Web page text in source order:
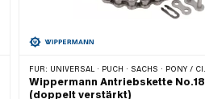
FÜR: UNIVERSAL · PUCH · SACHS · PONY / CILO (BETA 521 & 512) · ZÜNDAPP BELMONDO · TOMOS · BYE BIKE · CILO
Wippermann Antriebskette No.18
(doppelt verstärkt)